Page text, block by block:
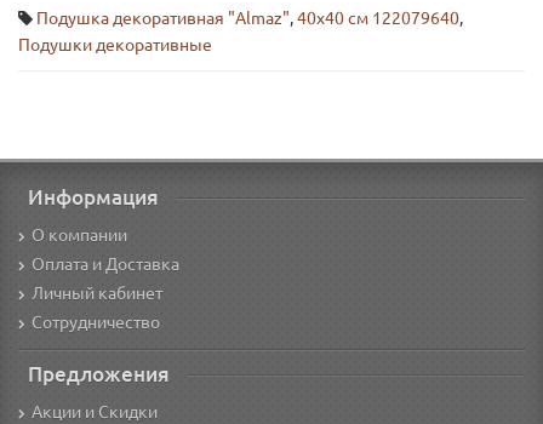
Подушка декоративная "Almaz",40х40 см 122079640,
Подушки декоративные
Информация
О компании
Оплата и Доставка
Личный кабинет
Сотрудничество
Предложения
Акции и Скидки